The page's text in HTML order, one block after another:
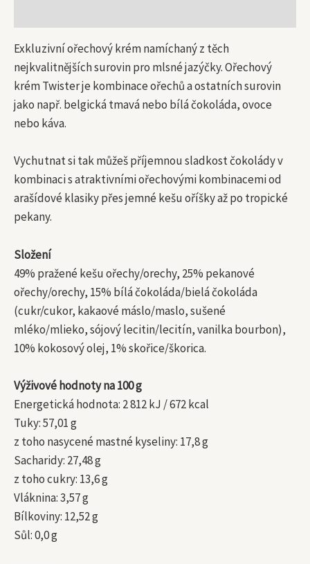
Exkluzivní ořechový krém namíchaný z těch
nejkvalitnějších surovin pro mlsné jazýčky. Ořechový
krém Twister je kombinace ořechů a ostatních surovin
jako např. belgická tmavá nebo bílá čokoláda, ovoce
nebo káva.
Vychutnat si tak můžeš příjemnou sladkost čokolády v
kombinaci s atraktivními ořechovými kombinacemi od
arašídové klasiky přes jemné kešu oříšky až po tropické
pekany.
Složení
49% pražené kešu ořechy/orechy, 25% pekanové
ořechy/orechy, 15% bílá čokoláda/bielá čokoláda
(cukr/cukor, kakaové máslo/maslo, sušené
mléko/mlieko, sójový lecitin/lecitín, vanilka bourbon),
10% kokosový olej, 1% skořice/škorica.
Výživové hodnoty na 100 g
Energetická hodnota: 2 812 kJ / 672 kcal
Tuky: 57,01 g
z toho nasycené mastné kyseliny: 17,8 g
Sacharidy: 27,48 g
z toho cukry: 13,6 g
Vláknina: 3,57 g
Bílkoviny: 12,52 g
Sůl: 0,0 g